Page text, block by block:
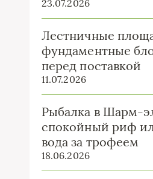
23.07.2026
Лестничные
фундаментные
перед поставкой
11.07.2026
Рыбалка в Шарм-
спокойный риф
вода за трофеем
18.06.2026